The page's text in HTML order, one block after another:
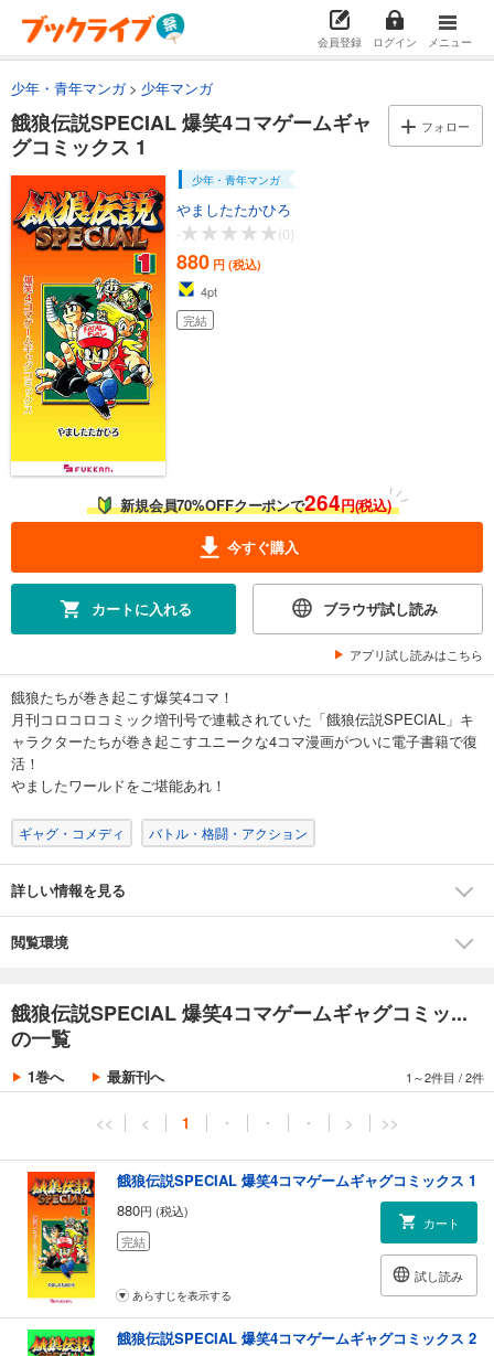
会員登録 ログイン メニュー
少年・青年マンガ 少年マンガ
餓狼伝説SPECIAL 爆笑4コマゲームギャ
グコミックス 1
フォロー
少年・青年マンガ
やましたたかひろ
-
(0)
880 円 (税込)
4pt
完結
新規会員70%OFFクーポンで264円(税込)
今すぐ購入
カートに入れる ブラウザ試し読み
アプリ試し読みはこちら
餓狼たちが巻き起こす爆笑4コマ！
月刊コロコロコミック増刊号で連載されていた「餓狼伝説SPECIAL」キ
ャラクターたちが巻き起こすユニークな4コマ漫画がついに電子書籍で復
活！
やましたワールドをご堪能あれ！
ギャグ・コメディ バトル・格闘・アクション
詳しい情報を見る
閲覧環境
餓狼伝説SPECIAL 爆笑4コマゲームギャグコミッ...
の一覧
1巻へ 最新刊へ 1～2件目 /2件
<< < 1 ・ ・ ・ > >>
餓狼伝説SPECIAL 爆笑4コマゲームギャグコミックス 1
880円 (税込)
完結
カート
試し読み
あらすじを表示する
餓狼伝説SPECIAL 爆笑4コマゲームギャグコミックス 2